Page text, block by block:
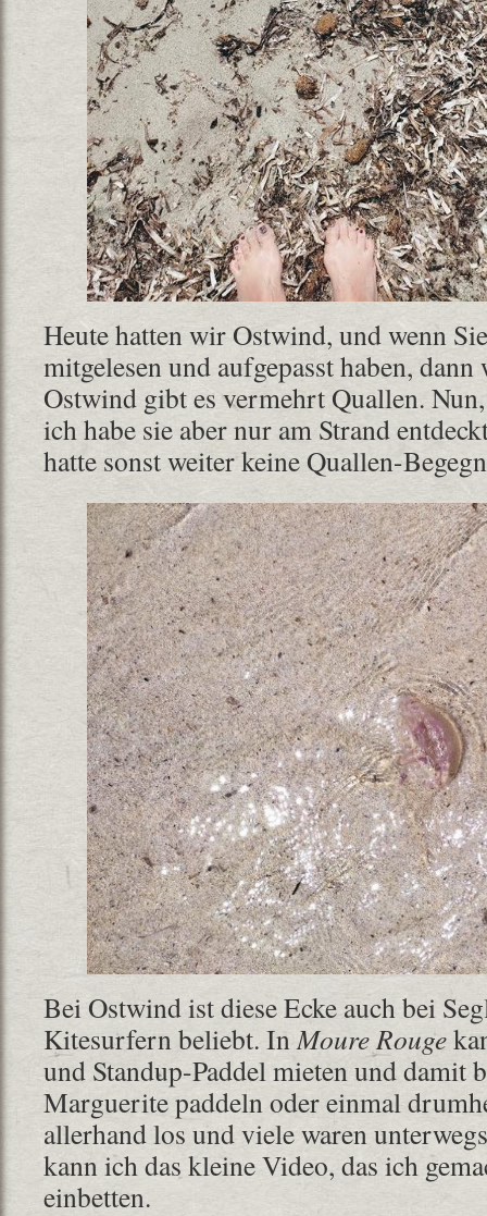
Heute hatten wir Ostwind, und wenn
mitgelesen und aufgepasst haben, dann
Ostwind gibt es vermehrt Quallen.
ich habe sie aber nur am Strand
hatte sonst weiter keine Quallen-
Bei Ostwind ist diese Ecke auch bei
Kitesurfern beliebt. In Moure Rouge
und Standup-Paddel mieten und damit
Marguerite paddeln oder einmal
allerhand los und viele waren
kann ich das kleine Video, das ich
einbetten.